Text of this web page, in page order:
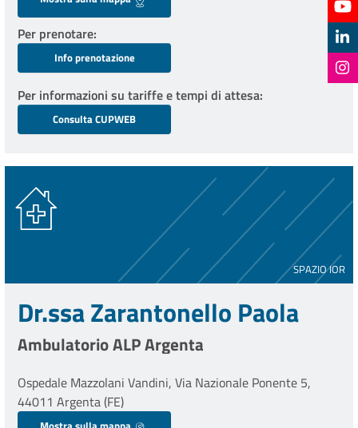
Per prenotare
Info prenotazione
Per informazioni su tariffe e tempi di attesa
Consulta CUPWEB
SPAZIO IOR
Dr.ssa Zarantonello Paola
Ambulatorio ALP Argenta
Ospedale Mazzolani Vandini, Via Nazionale Ponente 5,
44011 Argenta (FE)